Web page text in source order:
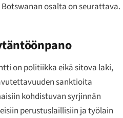
osalta on seurattava.
on politiikka eikä sitova laki,
sanktioita
kohdistuvan syrjinnän
perustuslaillisiin ja työlain